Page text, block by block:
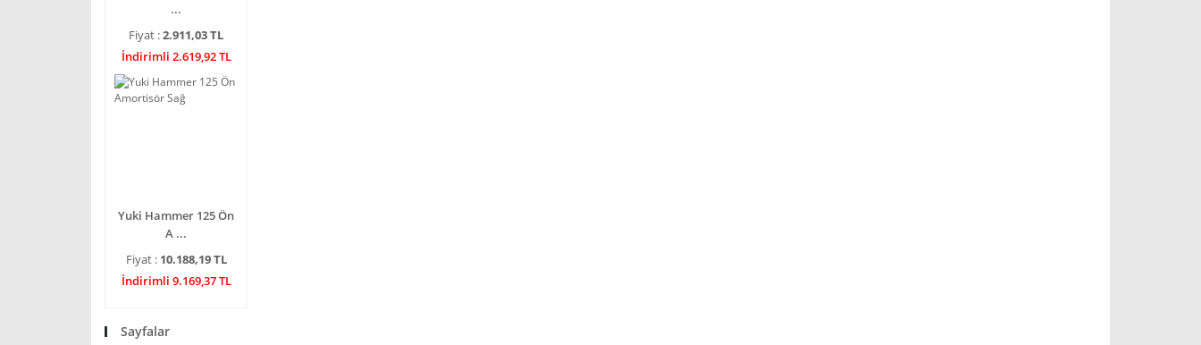
...
Fiyat :2.911,03 TL
İndirimli 2.619,92 TL
Yuki Hammer 125 Ön
A ...
Fiyat : 10.188,19 TL
İndirimli 9.169,37 TL
Sayfalar